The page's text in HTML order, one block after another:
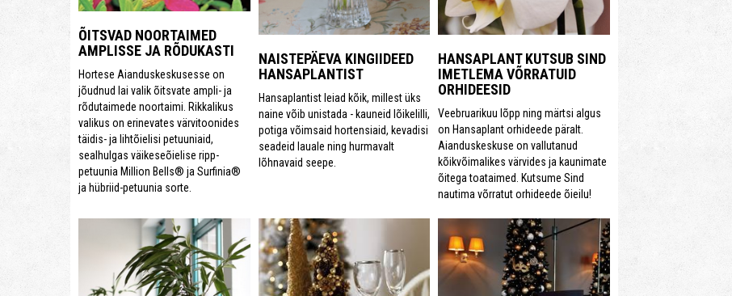
ÕITSVAD NOORTAIMED
AMPLISSE JA RÕDUKASTI
Hortese Aianduskeskusesse on
jõudnud lai valik õitsvate ampli- ja
rõdutaimede noortaimi. Rikkalikus
valikus on erinevates värvitoonides
täidis- ja lihtõielisi petuuniaid,
sealhulgas väikeseõielise ripp-
petuunia Million Bells® ja Surfinia®
ja hübriid-petuunia sorte.
NAISTEPÄEVA KINGIIDEED
HANSAPLANTIST
Hansaplantist leiad kõik, millest üks
naine võib unistada - kauneid lõikelilli,
potiga võimsaid hortensiaid, kevadisi
seadeid lauale ning hurmavalt
lõhnavaid seepe.
HANSAPLANT KUTSUB SIND
IMETLEMA VÕRRATUID
ORHIDEESID
Veebruarikuu lõpp ning märtsi algus
on Hansaplant orhideede päralt.
Aianduskeskuse on vallutanud
kõikvõimalikes värvides ja kaunimate
õitega toataimed. Kutsume Sind
nautima võrratut orhideede õieilu!